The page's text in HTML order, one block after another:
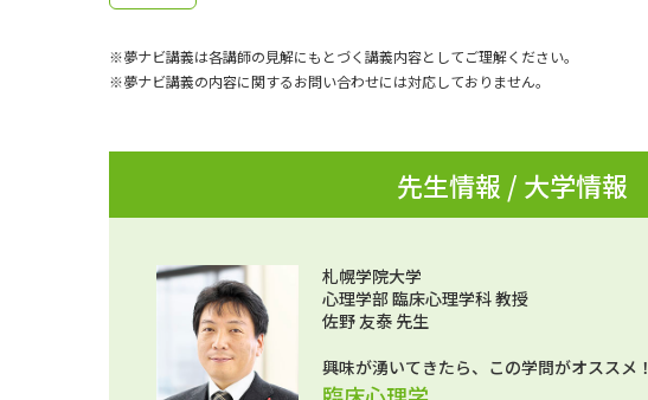
※夢ナビ講義は各講師の見解にもとづく講義内容としてご理解ください。
※夢ナビ講義の内容に関するお問い合わせには対応しておりません。
先生情報 / 大学情報
札幌学院大学
心理学部 臨床心理学科 教授
佐野 友泰 先生
興味が湧いてきたら、この学問がオススメ！